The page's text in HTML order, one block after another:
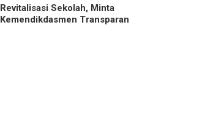
Revitalisasi Sekolah, Minta
Kemendikdasmen Transparan